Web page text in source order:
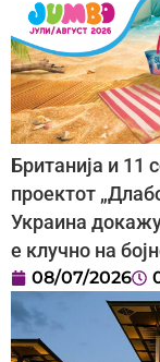
Британија и 11
проектот
Украина
е клучно на
08/07/2026